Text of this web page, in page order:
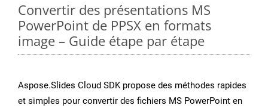
Convertir des présentations MS
PowerPoint de PPSX en formats
image – Guide étape par étape
Aspose.Slides Cloud SDK propose des méthodes rapides
et simples pour convertir des fichiers MS PowerPoint en